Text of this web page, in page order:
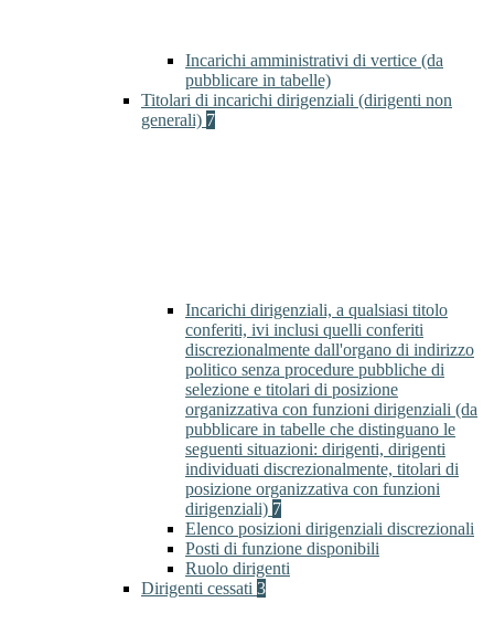
Incarichi amministrativi di vertice (da
pubblicare in tabelle)
Titolari di incarichi dirigenziali (dirigenti non
generali) 7
Incarichi dirigenziali, a qualsiasi titolo
conferiti, ivi inclusi quelli conferiti
discrezionalmente dall'organo di indirizzo
politico senza procedure pubbliche di
selezione e titolari di posizione
organizzativa con funzioni dirigenziali (da
pubblicare in tabelle che distinguano le
seguenti situazioni: dirigenti, dirigenti
individuati discrezionalmente, titolari di
posizione organizzativa con funzioni
dirigenziali) 7
Elenco posizioni dirigenziali discrezionali
Posti di funzione disponibili
Ruolo dirigenti
Dirigenti cessati 3